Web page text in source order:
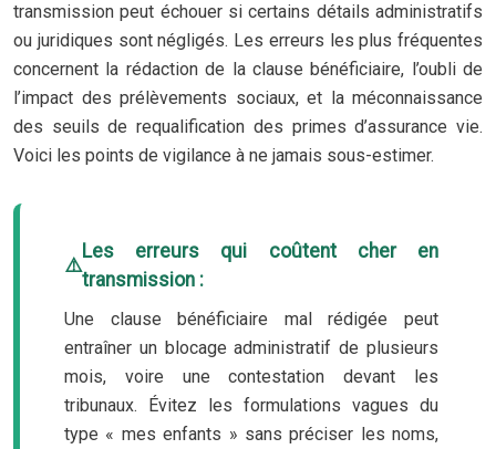
transmission peut échouer si certains détails administratifs
ou juridiques sont négligés. Les erreurs les plus fréquentes
concernent la rédaction de la clause bénéficiaire, l’oubli de
l’impact des prélèvements sociaux, et la méconnaissance
des seuils de requalification des primes d’assurance vie.
Voici les points de vigilance à ne jamais sous-estimer.
Les erreurs qui coûtent cher en
transmission :
Une clause bénéficiaire mal rédigée peut
entraîner un blocage administratif de plusieurs
mois, voire une contestation devant les
tribunaux. Évitez les formulations vagues du
type « mes enfants » sans préciser les noms,